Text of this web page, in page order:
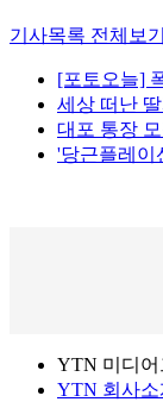
기사목록 전체보기
[포토오늘]
세상 떠난
대포 통장
'당근플레이
YTN 미디어
YTN 회사소